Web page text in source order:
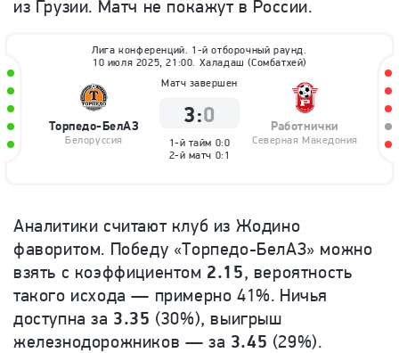
из Грузии. Матч не покажут в России.
Лига конференций. 1-й отборочный раунд.
10 июля 2025, 21:00. Халадаш (Сомбатхей)
Торпедо-БелАЗ
Белоруссия
Матч завершен
3:0
1-й тайм 0:0
2-й матч 0:1
Работнички
Северная Македония
Аналитики считают клуб из Жодино
фаворитом. Победу «Торпедо-БелАЗ» можно
взять с коэффициентом 2.15, вероятность
такого исхода — примерно 41%. Ничья
доступна за 3.35 (30%), выигрыш
железнодорожников — за 3.45 (29%).